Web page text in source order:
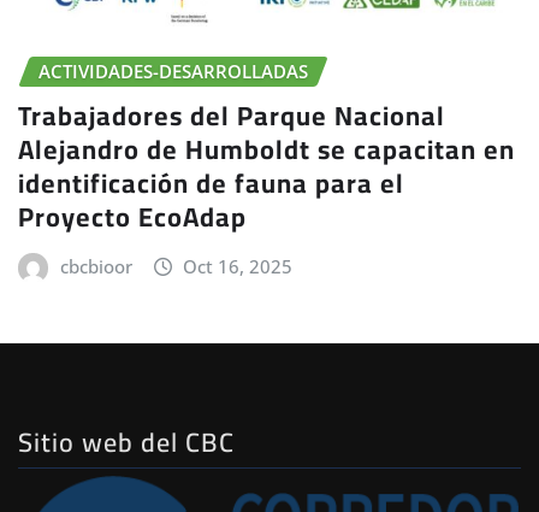
ACTIVIDADES-DESARROLLADAS
Trabajadores del Parque Nacional
Alejandro de Humboldt se capacitan en
identificación de fauna para el
Proyecto EcoAdap
cbcbioor Oct 16, 2025
Sitio web del CBC